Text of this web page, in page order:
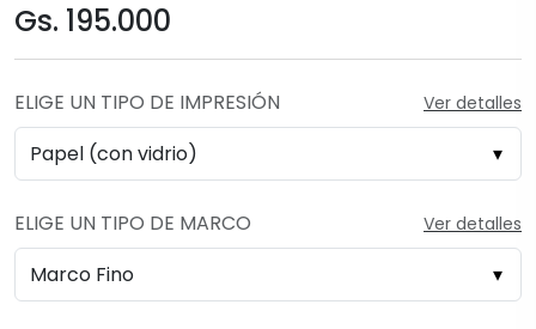
Gs. 195.000
ELIGE UN TIPO DE IMPRESIÓN Ver detalles
ELIGE UN TIPO DE MARCO Ver detalles